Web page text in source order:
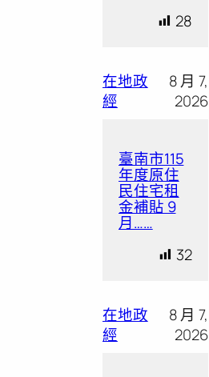
28
在地政
經
8 月 7,
2026
臺南市115
年度原住
民住宅租
金補貼 9
月……
32
在地政
經
8 月 7,
2026